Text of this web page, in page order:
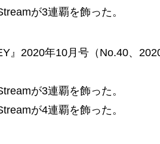
が3連覇を飾った。
』2020年10月号（No.40、
が3連覇を飾った。
が4連覇を飾った。